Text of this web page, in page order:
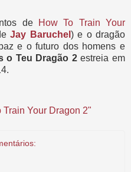
de
How To Train Your
Jay Baruchel ) e o dragão
e o futuro dos homens e
o Teu Dragão 2estreia em
Train Your Dragon 2"